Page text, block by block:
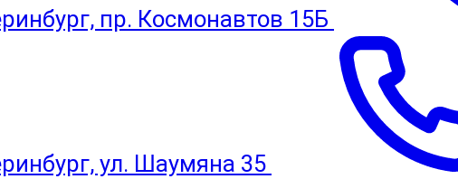
пр. Космонавтов 15Б
ул. Шаумяна 35